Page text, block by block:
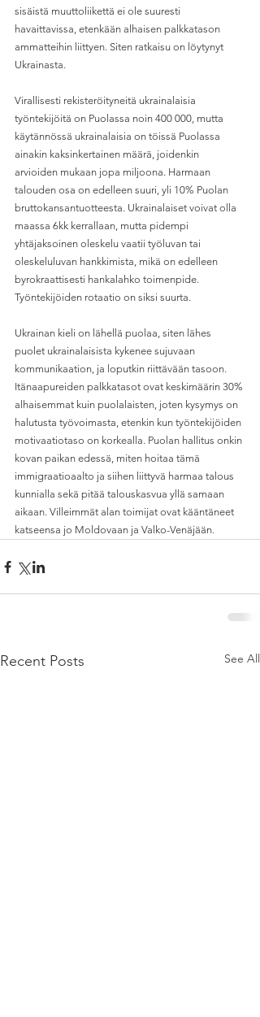
sisäistä muuttoliikettä ei ole suuresti
havaittavissa, etenkään alhaisen palkkatason
ammatteihin liittyen. Siten ratkaisu on löytynyt
Ukrainasta.
Virallisesti rekisteröityneitä ukrainalaisia
työntekijöitä on Puolassa noin 400 000, mutta
käytännössä ukrainalaisia on töissä Puolassa
ainakin kaksinkertainen määrä, joidenkin
arvioiden mukaan jopa miljoona. Harmaan
talouden osa on edelleen suuri, yli 10% Puolan
bruttokansantuotteesta. Ukrainalaiset voivat olla
maassa 6kk kerrallaan, mutta pidempi
yhtäjaksoinen oleskelu vaatii työluvan tai
oleskeluluvan hankkimista, mikä on edelleen
byrokraattisesti hankalahko toimenpide.
Työntekijöiden rotaatio on siksi suurta.
Ukrainan kieli on lähellä puolaa, siten lähes
puolet ukrainalaisista kykenee sujuvaan
kommunikaation, ja loputkin riittävään tasoon.
Itänaapureiden palkkatasot ovat keskimäärin 30%
alhaisemmat kuin puolalaisten, joten kysymys on
halutusta työvoimasta, etenkin kun työntekijöiden
motivaatiotaso on korkealla. Puolan hallitus onkin
kovan paikan edessä, miten hoitaa tämä
immigraatioaalto ja siihen liittyvä harmaa talous
kunnialla sekä pitää talouskasvua yllä samaan
aikaan. Villeimmät alan toimijat ovat kääntäneet
katseensa jo Moldovaan ja Valko-Venäjään.
Recent Posts See All